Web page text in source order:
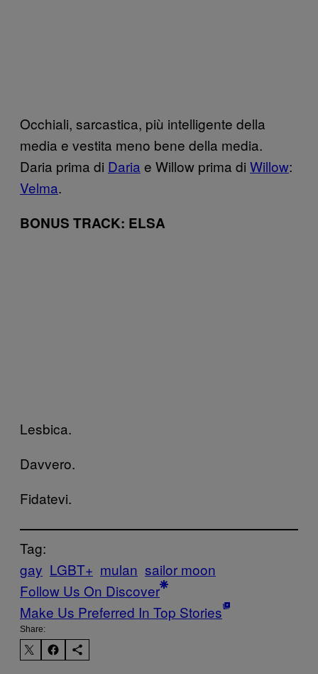
Occhiali, sarcastica, più intelligente della
media e vestita meno bene della media.
Daria prima di Daria e Willow prima di Willow:
Velma.
BONUS TRACK: ELSA
Lesbica.
Davvero.
Fidatevi.
Tag:
gay LGBT+ mulan sailor moon
Follow Us On Discover
Make Us Preferred In Top Stories
Share: